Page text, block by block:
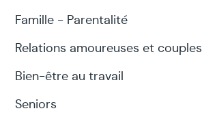
Famille - Parentalité
Relations amoureuses et couples
Bien-être au travail
Seniors